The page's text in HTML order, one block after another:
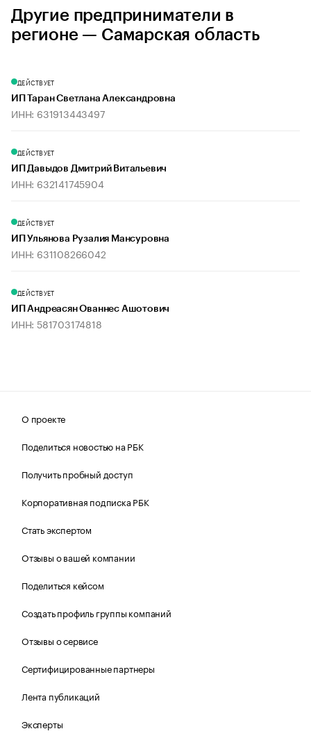
Другие предприниматели в
регионе — Самарская область
ДЕЙСТВУЕТ
ИП Таран Светлана Александровна
ИНН: 631913443497
ДЕЙСТВУЕТ
ИП Давыдов Дмитрий Витальевич
ИНН: 632141745904
ДЕЙСТВУЕТ
ИП Ульянова Рузалия Мансуровна
ИНН: 631108266042
ДЕЙСТВУЕТ
ИП Андреасян Ованнес Ашотович
ИНН: 581703174818
О проекте
Поделиться новостью на РБК
Получить пробный доступ
Корпоративная подписка РБК
Стать экспертом
Отзывы о вашей компании
Поделиться кейсом
Создать профиль группы компаний
Отзывы о сервисе
Сертифицированные партнеры
Лента публикаций
Эксперты